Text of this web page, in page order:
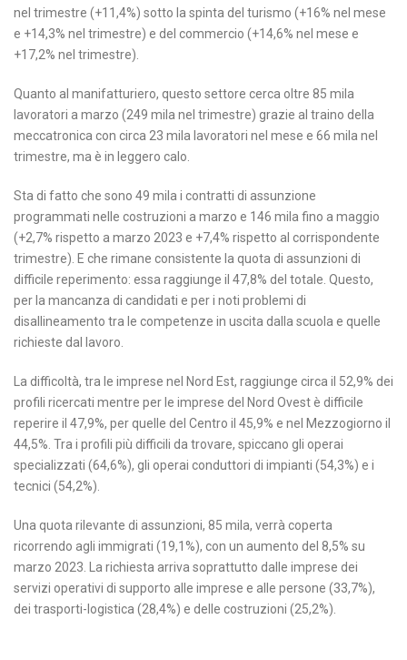
nel trimestre (+11,4%) sotto la spinta del turismo (+16% nel mese
e +14,3% nel trimestre) e del commercio (+14,6% nel mese e
+17,2% nel trimestre).
Quanto al manifatturiero, questo settore cerca oltre 85 mila
lavoratori a marzo (249 mila nel trimestre) grazie al traino della
meccatronica con circa 23 mila lavoratori nel mese e 66 mila nel
trimestre, ma è in leggero calo.
Sta di fatto che sono 49 mila i contratti di assunzione
programmati nelle costruzioni a marzo e 146 mila fino a maggio
(+2,7% rispetto a marzo 2023 e +7,4% rispetto al corrispondente
trimestre). E che rimane consistente la quota di assunzioni di
difficile reperimento: essa raggiunge il 47,8% del totale. Questo,
per la mancanza di candidati e per i noti problemi di
disallineamento tra le competenze in uscita dalla scuola e quelle
richieste dal lavoro.
La difficoltà, tra le imprese nel Nord Est, raggiunge circa il 52,9% dei
profili ricercati mentre per le imprese del Nord Ovest è difficile
reperire il 47,9%, per quelle del Centro il 45,9% e nel Mezzogiorno il
44,5%. Tra i profili più difficili da trovare, spiccano gli operai
specializzati (64,6%), gli operai conduttori di impianti (54,3%) e i
tecnici (54,2%).
Una quota rilevante di assunzioni, 85 mila, verrà coperta
ricorrendo agli immigrati (19,1%), con un aumento del 8,5% su
marzo 2023. La richiesta arriva soprattutto dalle imprese dei
servizi operativi di supporto alle imprese e alle persone (33,7%),
dei trasporti-logistica (28,4%) e delle costruzioni (25,2%).